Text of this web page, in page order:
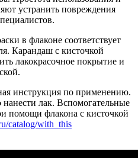
устранить повреждения
в флаконе соответствует
Карандаш с кисточкой
лакокрасочное покрытие и
инструкция по применению.
лак. Вспомогательные
помощи флакона с кисточкой
catalog/with_this